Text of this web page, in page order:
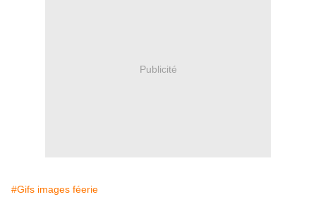
Publicité
#Gifs images féerie